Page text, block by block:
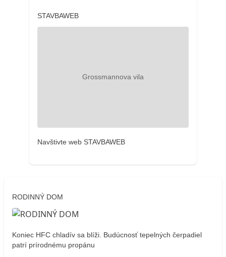
STAVBAWEB
Navštivte web STAVBAWEB
RODINNÝ DOM
Koniec HFC chladív sa blíži. Budúcnosť tepelných čerpadiel
patrí prírodnému propánu